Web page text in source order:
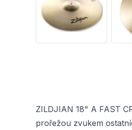
ZILDJIAN 18" A FAST
prořežou zvukem